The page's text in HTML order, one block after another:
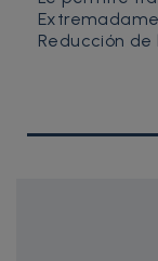
Reducción